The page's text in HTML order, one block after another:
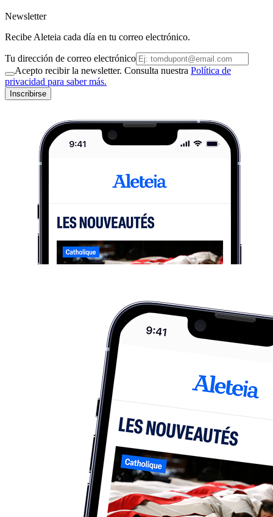
Newsletter
Recibe Aleteia cada día en tu correo electrónico.
Tu dirección de correo electrónico
Acepto recibir la newsletter. Consulta nuestra Política de
privacidad para saber más.
Inscribirse